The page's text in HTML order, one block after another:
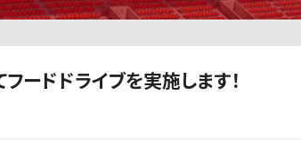
ドドライブを実施します！